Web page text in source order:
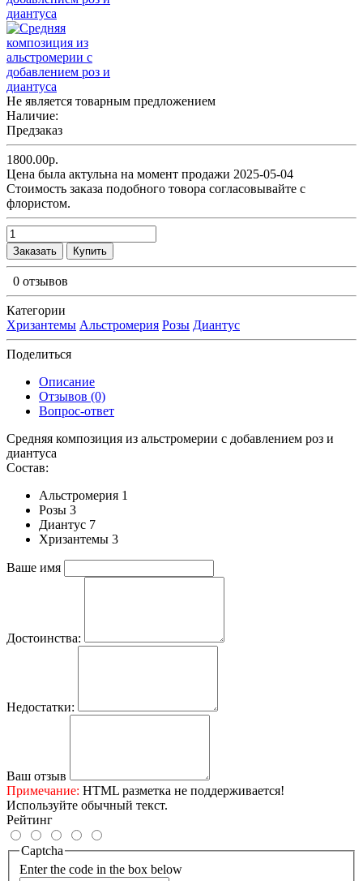
Не является товарным предложением
Наличие:
Предзаказ
1800.00р.
Цена была актульна на момент продажи 2025-05-04
Cтоимость заказа подобного товора согласовывайте с
флористом.
Заказать Купить
0 отзывов
Категории
Хризантемы Альстромерия Розы Диантус
Поделиться
Описание
Отзывов (0)
Вопрос-ответ
Средняя композиция из альстромерии c добавлением роз и
диантуса
Состав:
Альстромерия 1
Розы 3
Диантус 7
Хризантемы 3
Ваше имя
Достоинства:
Недостатки:
Ваш отзыв
Примечание: HTML разметка не поддерживается!
Используйте обычный текст.
Рейтинг
Captcha
Enter the code in the box below